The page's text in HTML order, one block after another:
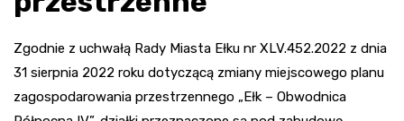
Zgodnie z uchwałą Rady Miasta Ełku nr XLV.452.2022 z dnia
31 sierpnia 2022 roku dotyczącą zmiany miejscowego planu
zagospodarowania przestrzennego „Ełk – Obwodnica